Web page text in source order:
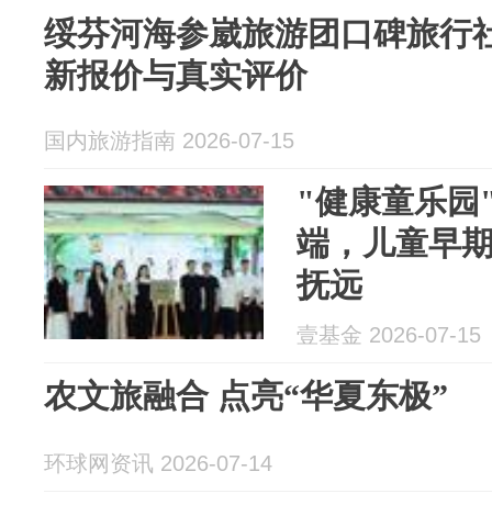
绥芬河海参崴旅游团口碑旅行
新报价与真实评价
国内旅游指南 2026-07-15
"健康童乐园
端，儿童早
抚远
壹基金 2026-07-15
农文旅融合 点亮“华夏东极”
环球网资讯 2026-07-14